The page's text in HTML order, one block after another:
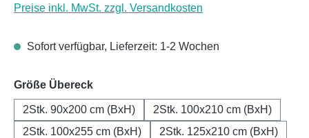
Preise inkl. MwSt. zzgl. Versandkosten
Sofort verfügbar, Lieferzeit: 1-2 Wochen
Größe Übereckauswählen
2Stk. 90x200 cm (BxH)
2Stk. 100x210 cm (BxH)
2Stk. 100x255 cm (BxH)
2Stk. 125x210 cm (BxH)